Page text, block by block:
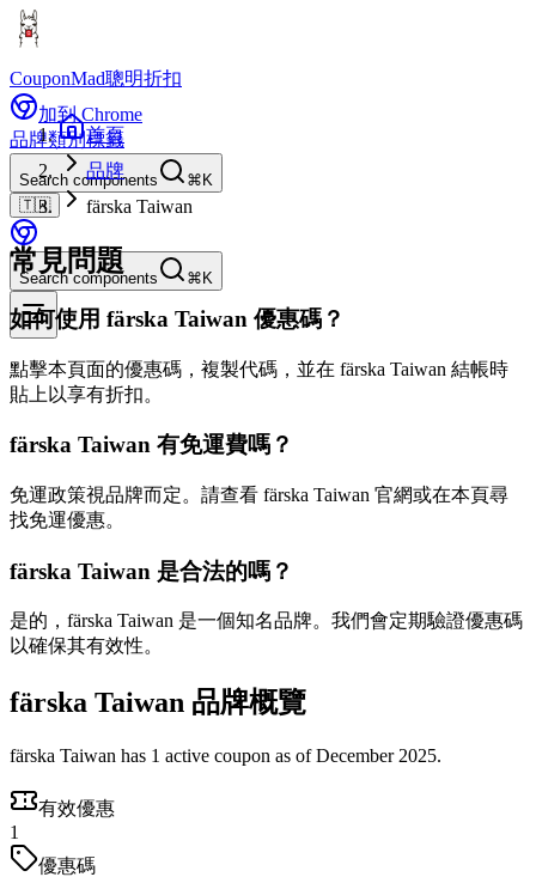
CouponMad聰明折扣
加到 Chrome
品牌類別標籤
Search components
⌘K
🇹🇼
Search components ⌘K
首頁
品牌
färska Taiwan
常見問題
如何使用 färska Taiwan 優惠碼？
點擊本頁面的優惠碼，複製代碼，並在 färska Taiwan 結帳時
貼上以享有折扣。
färska Taiwan 有免運費嗎？
免運政策視品牌而定。請查看 färska Taiwan 官網或在本頁尋
找免運優惠。
färska Taiwan 是合法的嗎？
是的，färska Taiwan 是一個知名品牌。我們會定期驗證優惠碼
以確保其有效性。
färska Taiwan 品牌概覽
färska Taiwan has 1 active coupon as of December 2025.
有效優惠
1
優惠碼